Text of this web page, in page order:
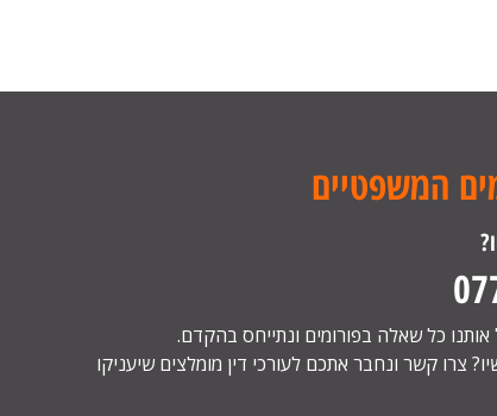
המשפטיים
כל שאלה בפורומים ונתייחס בהקדם.
צרו קשר ונחבר אתכם לעורכי דין מומלצים שיעניקו